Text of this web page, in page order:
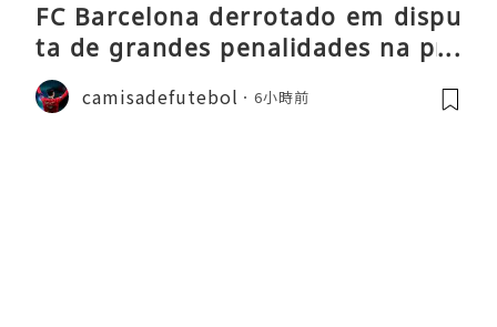
FC Barcelona derrotado em dispu
ta de grandes penalidades na pré
-época
camisadefutebol 6小時前